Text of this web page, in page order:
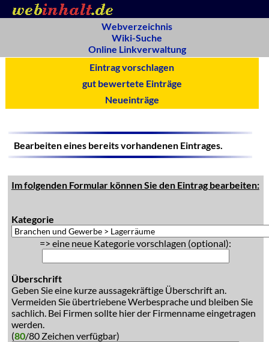
Webverzeichnis
Wiki-Suche
Online Linkverwaltung
Eintrag vorschlagen
gut bewertete Einträge
Neueinträge
Bearbeiten eines bereits vorhandenen Eintrages.
Im folgenden Formular können Sie den Eintrag bearbeiten:
Kategorie
=> eine neue Kategorie vorschlagen (optional):
Überschrift
Geben Sie eine kurze aussagekräftige Überschrift an.
Vermeiden Sie übertriebene Werbesprache und bleiben Sie
sachlich. Bei Firmen sollte hier der Firmenname eingetragen
werden.
(80/80 Zeichen verfügbar)